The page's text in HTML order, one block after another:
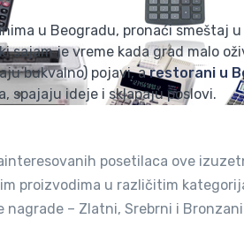
u Beogradu, pronaći smeštaj u
sajam je vreme kada grad malo
bukvalno) pojavi, arestorani u
spajaju ideje i sklapaju poslovi.
posetilaca ove
proizvodima u različitim
– Zlatni, Srebrni i